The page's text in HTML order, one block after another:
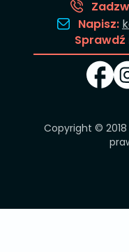
Napisz:
Copyright ©